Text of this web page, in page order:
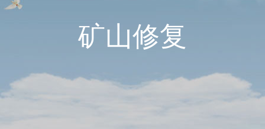
党的建设
矿山修复